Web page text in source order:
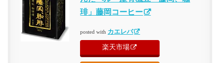
琲」藤岡コーヒー
posted with カエレバ
楽天市場